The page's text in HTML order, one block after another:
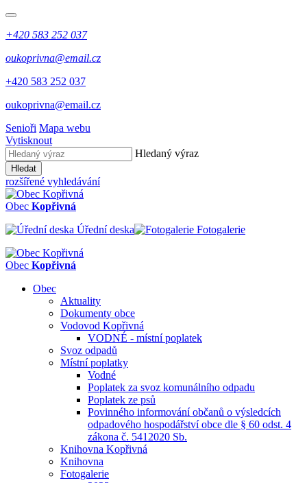
+420 583 252 037
oukoprivna@email.cz
+420 583 252 037
oukoprivna@email.cz
Senioři Mapa webu
Vytisknout
Hledaný výraz
Hledat
rozšířené vyhledávání
Obec Kopřivná
Úřední deska
Fotogalerie
Obec Kopřivná
Obec
Aktuality
Dokumenty obce
Vodovod Kopřivná
VODNÉ - místní poplatek
Svoz odpadů
Místní poplatky
Vodné
Poplatek za svoz komunálního odpadu
Poplatek ze psů
Povinného informování občanů o výsledcích
odpadového hospodářství obce dle § 60 odst. 4
zákona č. 5412020 Sb.
Knihovna Kopřivná
Knihovna
Fotogalerie